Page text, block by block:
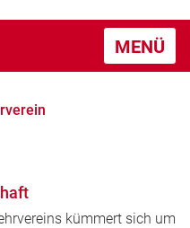
MENÜ
kümmert sich um